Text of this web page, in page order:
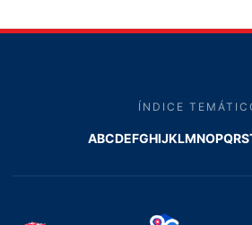
ÍNDICE
ABCDEFGHIJKLMNOPQRS